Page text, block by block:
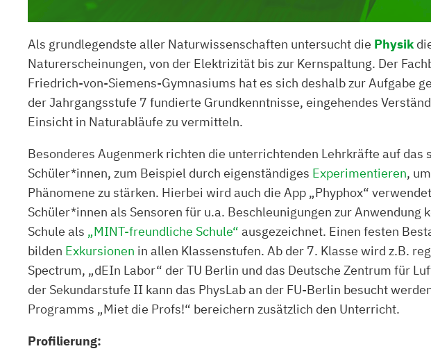
Als grundlegendste aller Naturwissenschaften untersucht die Physik
Naturerscheinungen, von der Elektrizität bis zur Kernspaltung. Der
Friedrich-von-Siemens-Gymnasiums hat es sich deshalb zur Aufgabe
der Jahrgangsstufe 7 fundierte Grundkenntnisse, eingehendes
Einsicht in Naturabläufe zu vermitteln.
Besonderes Augenmerk richten die unterrichtenden Lehrkräfte auf
Schüler*innen, zum Beispiel durch eigenständiges Experimentieren,
Phänomene zu stärken. Hierbei wird auch die App „Phyphox“
Schüler*innen als Sensoren für u.a. Beschleunigungen zur Anwendung
Schule als „MINT-freundliche Schule“ ausgezeichnet. Einen festen
bilden Exkursionen in allen Klassenstufen. Ab der 7. Klasse wird z.B.
Spectrum, „dEIn Labor“ der TU Berlin und das Deutsche Zentrum für
der Sekundarstufe II kann das PhysLab an der FU-Berlin besucht
Programms „Miet die Profs!“ bereichern zusätzlich den Unterricht.
Profilierung: